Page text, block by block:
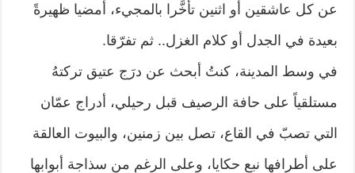
عن كل عاشقين أو اثنين تأخَّرا بالمجيء، أمضيا ظهيرةً
بعيدة في الجدل أو كلام الغزل.. ثم تفرّقا.
في وسط المدينة، كنتُ أبحث عن درَج عتيق تركتهُ
مستلقياً على حافة الرصيف قبل رحيلي، أدراج عمّان
التي تصبّ في القاع، تصل بين زمنين، والبيوت العالقة
على أطرافها نبع حكايا، وعلى الرغم من سذاجة أبوابها